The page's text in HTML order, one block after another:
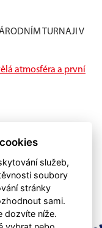
TURNAJI V
atmosféra a první
služeb,
soubory
stránky
sami.
dozvíte níže.